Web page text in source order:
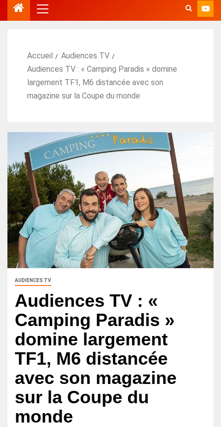
Accueil
Audiences TV
Audiences TV : « Camping Paradis » domine
largement TF1, M6 distancée avec son
magazine sur la Coupe du monde
AUDIENCES TV
Audiences TV : «
Camping Paradis »
domine largement
TF1, M6 distancée
avec son magazine
sur la Coupe du
monde